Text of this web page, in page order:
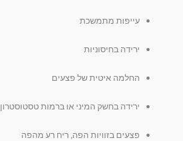
עייפות מתמשכת
ירידה בחיסוניות
החלמה איטית של פצעים
ירידה בחשק המיני או ברמות טסטוסטרון
פצעים בזוויות הפה, ריח רע מהפה